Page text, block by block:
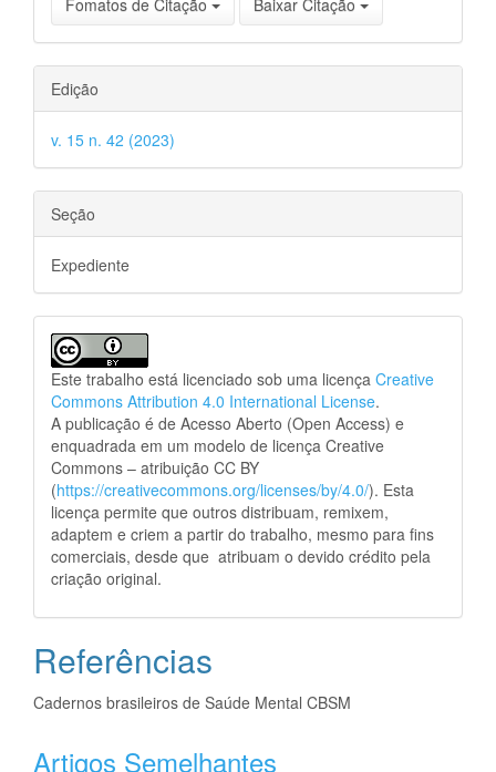
Edição
v. 15 n. 42 (2023)
Seção
Expediente
Este trabalho está licenciado sob uma licença Creative
Commons Attribution 4.0 International License.
A publicação é de Acesso Aberto (Open Access) e
enquadrada em um modelo de licença Creative
Commons – atribuição CC BY
(https://creativecommons.org/licenses/by/4.0/). Esta
licença permite que outros distribuam, remixem,
adaptem e criem a partir do trabalho, mesmo para fins
comerciais, desde que atribuam o devido crédito pela
criação original.
Referências
Cadernos brasileiros de Saúde Mental CBSM
Artigos Semelhantes